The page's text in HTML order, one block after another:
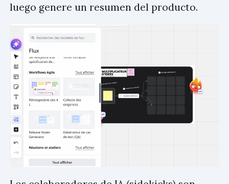
luego genere un resumen del producto.